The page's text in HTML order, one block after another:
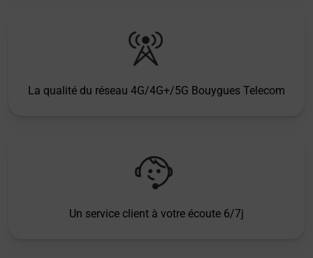
La qualité du réseau 4G/4G+/5G Bouygues Telecom
Un service client à votre écoute 6/7j